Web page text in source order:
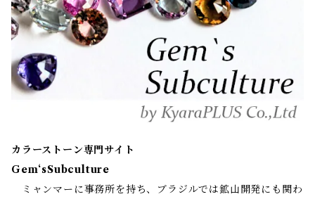
カラーストーン専門サイト
Gem‘sSubculture
ミャンマーに事務所を持ち、ブラジルでは鉱山開発にも関わ